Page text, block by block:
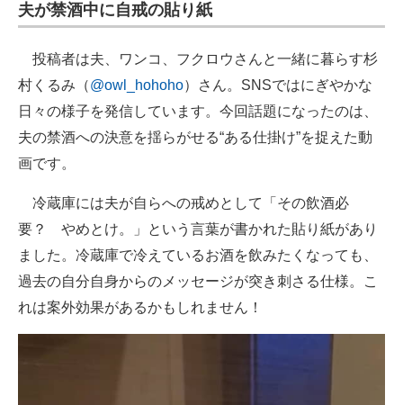
夫が禁酒中に自戒の貼り紙
投稿者は夫、ワンコ、フクロウさんと一緒に暮らす杉
村くるみ（@owl_hohoho）さん。SNSではにぎやかな
日々の様子を発信しています。今回話題になったのは、
夫の禁酒への決意を揺らがせる“ある仕掛け”を捉えた動
画です。
冷蔵庫には夫が自らへの戒めとして「その飲酒必
要？ やめとけ。」という言葉が書かれた貼り紙があり
ました。冷蔵庫で冷えているお酒を飲みたくなっても、
過去の自分自身からのメッセージが突き刺さる仕様。こ
れは案外効果があるかもしれません！